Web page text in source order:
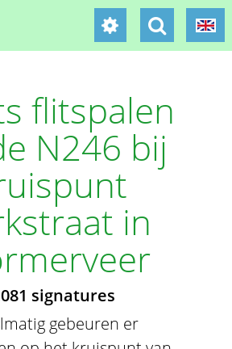
flitspalen
N246 bij
in
signatures
gebeuren er